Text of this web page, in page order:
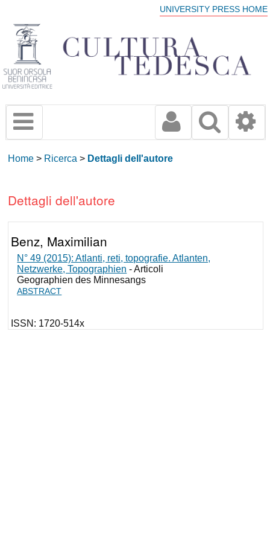
UNIVERSITY PRESS HOME
Home > Ricerca > Dettagli dell'autore
Dettagli dell'autore
Benz, Maximilian
N° 49 (2015): Atlanti, reti, topografie. Atlanten,
Netzwerke, Topographien - Articoli
Geographien des Minnesangs
ABSTRACT
ISSN: 1720-514x